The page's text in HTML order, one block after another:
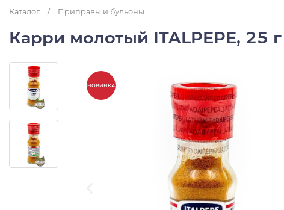
Каталог / Приправы и бульоны
Карри молотый ITALPEPE, 25 г
НОВИНКА